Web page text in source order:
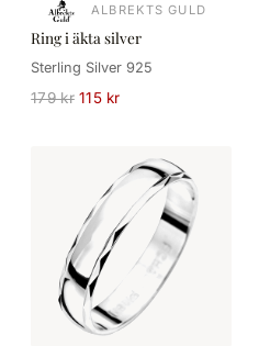
ALBREKTS GULD
Ring i äkta silver
Sterling Silver 925
179 kr 115 kr